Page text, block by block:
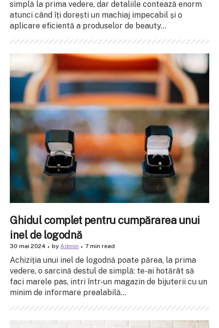
simplă la prima vedere, dar detaliile contează enorm
atunci când îți dorești un machiaj impecabil și o
aplicare eficientă a produselor de beauty...
Ghidul complet pentru cumpărarea unui
inel de logodnă
30 mai 2024 by Admin 7 min read
Achiziția unui inel de logodnă poate părea, la prima
vedere, o sarcină destul de simplă: te-ai hotărât să
faci marele pas, intri într-un magazin de bijuterii cu un
minim de informare prealabilă...